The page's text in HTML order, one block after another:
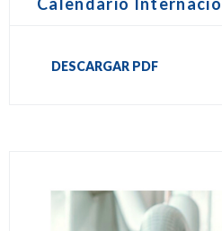
Calendario
DESCARGAR PDF